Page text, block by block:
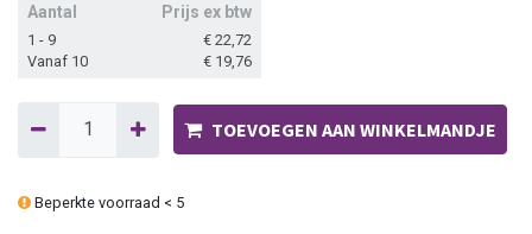
Aantal Prijs ex btw
1 - 9 € 22,72
Vanaf 10
€ 19,76
TOEVOEGEN AAN WINKELMANDJE
Beperkte voorraad < 5